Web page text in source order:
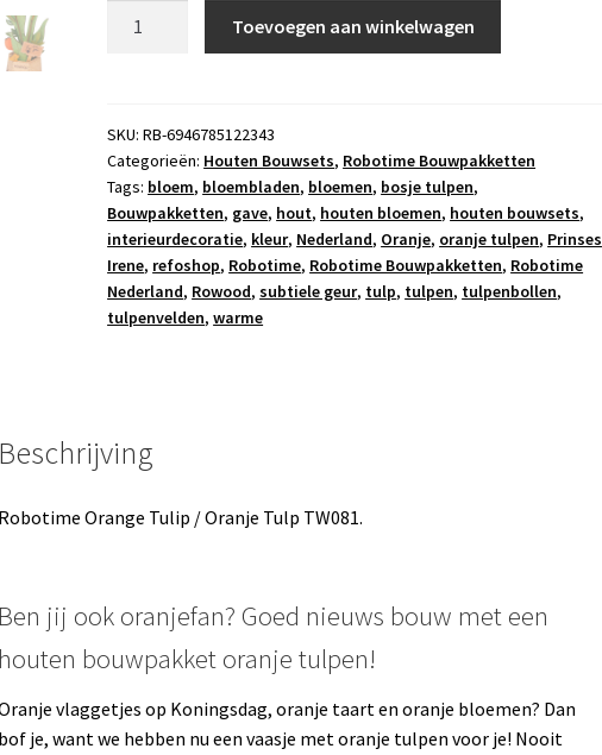
Oranje
Tulp
TW081
aantal
Toevoegen aan winkelwagen
SKU:RB-6946785122343
Categorieën: Houten Bouwsets, Robotime Bouwpakketten
Tags: bloem, bloembladen, bloemen, bosje tulpen,
Bouwpakketten, gave, hout, houten bloemen, houten bouwsets,
interieurdecoratie, kleur, Nederland, Oranje, oranje tulpen, Prinses
Irene, refoshop, Robotime, Robotime Bouwpakketten, Robotime
Nederland, Rowood,subtiele geur, tulp, tulpen, tulpenbollen,
tulpenvelden,warme
Beschrijving
Robotime Orange Tulip / Oranje Tulp TW081.
Ben jij ook oranjefan? Goed nieuws bouw met een
houten bouwpakket oranje tulpen!
vlaggetjes op Koningsdag, oranje taart en oranje bloemen? Dan
bof je, want we hebben nu een vaasje met oranje tulpen voor je! Nooit